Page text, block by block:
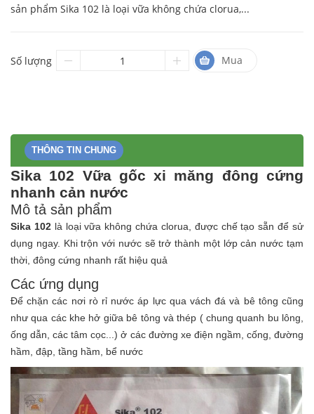
sản phẩm Sika 102 là loại vữa không chứa clorua,...
Số lượng Mua
THÔNG TIN CHUNG
Sika 102 Vữa gốc xi măng đông cứng
nhanh cản nước
Mô tả sản phẩm
Sika 102 là loại vữa không chứa clorua, được chế tạo sẵn để sử
dụng ngay. Khi trộn với nước sẽ trở thành một lớp cản nước tạm
thời, đông cứng nhanh rất hiệu quả
Các ứng dụng
Để chặn các nơi rò rỉ nước áp lực qua vách đá và bê tông cũng
như qua các khe hở giữa bê tông và thép ( chung quanh bu lông,
ống dẫn, các tâm cọc...) ở các đường xe điện ngầm, cống, đường
hầm, đập, tầng hầm, bể nước